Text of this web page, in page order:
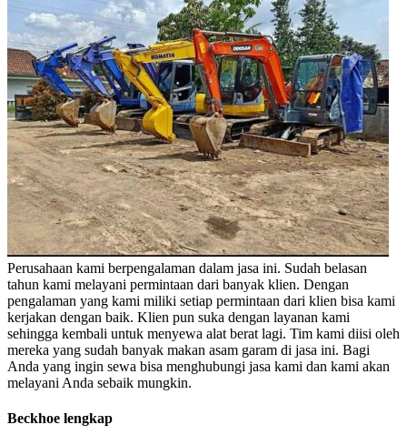
Perusahaan kami berpengalaman dalam jasa ini. Sudah belasan
tahun kami melayani permintaan dari banyak klien. Dengan
pengalaman yang kami miliki setiap permintaan dari klien bisa kami
kerjakan dengan baik. Klien pun suka dengan layanan kami
sehingga kembali untuk menyewa alat berat lagi. Tim kami diisi oleh
mereka yang sudah banyak makan asam garam di jasa ini. Bagi
Anda yang ingin sewa bisa menghubungi jasa kami dan kami akan
melayani Anda sebaik mungkin.
Beckhoe lengkap